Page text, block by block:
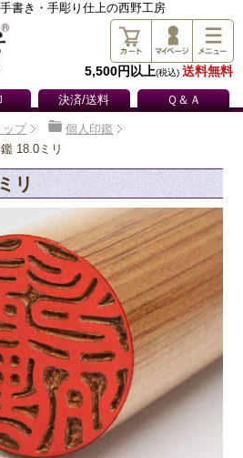
書き・手彫り仕上の西野工房
5,500円以上(税込) 送料無料
決済/送料 Ｑ＆Ａ
ップ
個人印鑑
18.0ミリ
リ